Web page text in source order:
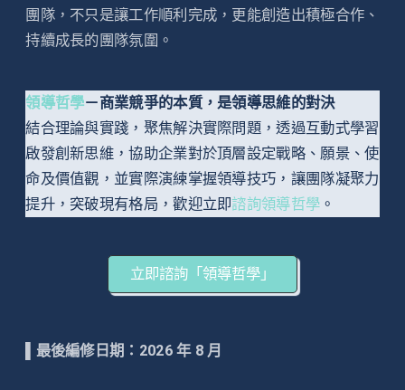
團隊，不只是讓工作順利完成，更能創造出積極合作、
持續成長的團隊氛圍。
領導哲學－商業競爭的本質，是領導思維的對決
結合理論與實踐，聚焦解決實際問題，透過互動式學習
啟發創新思維，協助企業對於頂層設定戰略、願景、使
命及價值觀，並實際演練掌握領導技巧，讓團隊凝聚力
提升，突破現有格局，歡迎立即諮詢領導哲學 。
立即諮詢「領導哲學」
最後編修日期：2026 年 8 月